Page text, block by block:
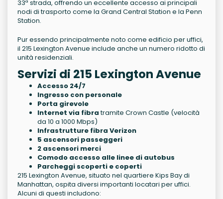
33ª strada, offrendo un eccellente accesso ai principali
nodi di trasporto come la Grand Central Station e la Penn
Station.
Pur essendo principalmente noto come edificio per uffici,
il 215 Lexington Avenue include anche un numero ridotto di
unità residenziali.
Servizi di 215 Lexington Avenue
Accesso 24/7
Ingresso con personale
Porta girevole
Internet via fibratramite Crown Castle (velocità
da 10 a 1000 Mbps)
Infrastrutture fibra Verizon
5 ascensori passeggeri
2 ascensori merci
Comodo accesso alle linee di autobus
Parcheggi scoperti e coperti
215 Lexington Avenue, situato nel quartiere Kips Bay di
Manhattan, ospita diversi importanti locatari per uffici.
Alcuni di questi includono: